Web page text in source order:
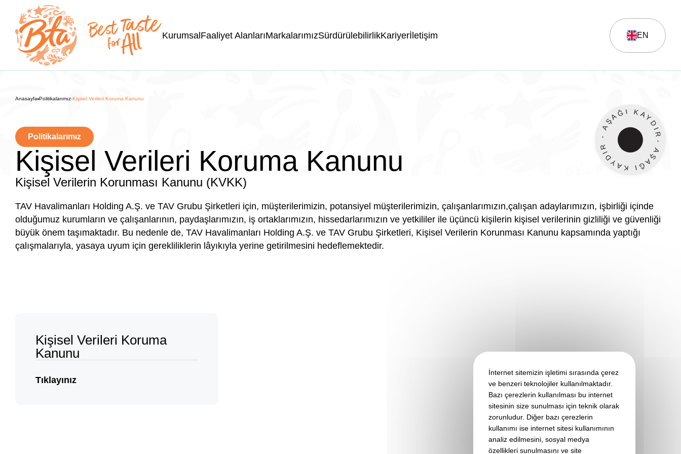
KurumsalFaaliyet AlanlarıMarkalarımızSürdürülebilirlikKariyerİletişim EN
Anasayfa Politikalarımız Kişisel Verileri Koruma Kanunu
Politikalarımız
Kişisel Verileri Koruma Kanunu - AŞAĞI KAYDIR - AŞAĞI KAYDIR
Kişisel Verilerin Korunması Kanunu (KVKK)
TAV Havalimanları Holding A.Ş. ve TAV Grubu Şirketleri için, müşterilerimizin, potansiyel müşterilerimizin, çalışanlarımızın,çalışan adaylarımızın, işbirliği içinde
olduğumuz kurumların ve çalışanlarının, paydaşlarımızın, iş ortaklarımızın, hissedarlarımızın ve yetkililer ile üçüncü kişilerin kişisel verilerinin gizliliği ve güvenliği
büyük önem taşımaktadır. Bu nedenle de, TAV Havalimanları Holding A.Ş. ve TAV Grubu Şirketleri, Kişisel Verilerin Korunması Kanunu kapsamında yaptığı
çalışmalarıyla, yasaya uyum için gerekliliklerin lâyıkıyla yerine getirilmesini hedeflemektedir.
Kişisel Verileri Koruma
Kanunu
Tıklayınız
İnternet sitemizin işletimi sırasında çerez
ve benzeri teknolojiler kullanılmaktadır.
Bazı çerezlerin kullanılması bu internet
sitesinin size sunulması için teknik olarak
zorunludur. Diğer bazı çerezlerin
kullanımı ise internet sitesi kullanımının
analiz edilmesini, sosyal medya
özellikleri sunulmasını ve site